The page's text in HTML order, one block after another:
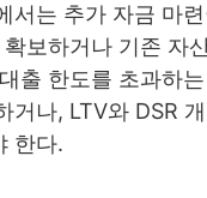
서는 추가 자금 마
보하거나 기존 자
출 한도를 초과하
거나, LTV와 DSR
한다.